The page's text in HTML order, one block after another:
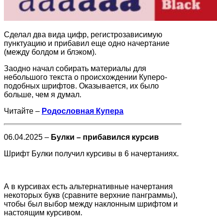
Сделал два вида цифр, регистрозависимую
пунктуацию и прибавил еще одно начертание
(между болдом и блэком).
Заодно начал собирать материалы для
небольшого текста о происхождении Куперо-
подобных шрифтов. Оказывается, их было
больше, чем я думал.
Читайте – Родословная Купера
06.04.2025 – Булки – прибавился курсив
Шрифт Булки получил курсивы в 6 начертаниях.
А в курсивах есть альтернативные начертания
некоторых букв (сравните верхние панграммы),
чтобы был выбор между наклонным шрифтом и
настоящим курсивом.